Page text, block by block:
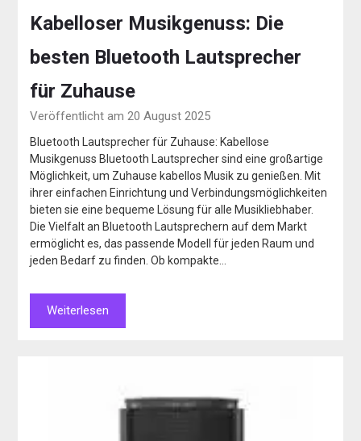
Kabelloser Musikgenuss: Die
besten Bluetooth Lautsprecher
für Zuhause
Veröffentlicht am 20 August 2025
Bluetooth Lautsprecher für Zuhause: Kabellose
Musikgenuss Bluetooth Lautsprecher sind eine großartige
Möglichkeit, um Zuhause kabellos Musik zu genießen. Mit
ihrer einfachen Einrichtung und Verbindungsmöglichkeiten
bieten sie eine bequeme Lösung für alle Musikliebhaber.
Die Vielfalt an Bluetooth Lautsprechern auf dem Markt
ermöglicht es, das passende Modell für jeden Raum und
jeden Bedarf zu finden. Ob kompakte…
Weiterlesen